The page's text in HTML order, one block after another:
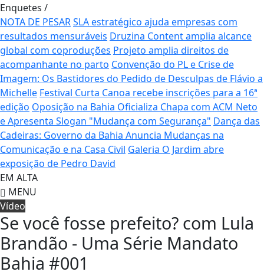
Enquetes /
NOTA DE PESARSLA estratégico ajuda empresas com
resultados mensuráveis Druzina Content amplia alcance
global com coproduções Projeto amplia direitos de
acompanhante no parto Convenção do PL e Crise de
Imagem: Os Bastidores do Pedido de Desculpas de Flávio a
Michelle Festival Curta Canoa recebe inscrições para a 16ª
edição Oposição na Bahia Oficializa Chapa com ACM Neto
e Apresenta Slogan "Mudança com Segurança" Dança das
Cadeiras: Governo da Bahia Anuncia Mudanças na
Comunicação e na Casa Civil Galeria O Jardim abre
exposição de Pedro David
EM ALTA
MENU
Vídeo
Se você fosse prefeito? com Lula
Brandão - Uma Série Mandato
Bahia #001